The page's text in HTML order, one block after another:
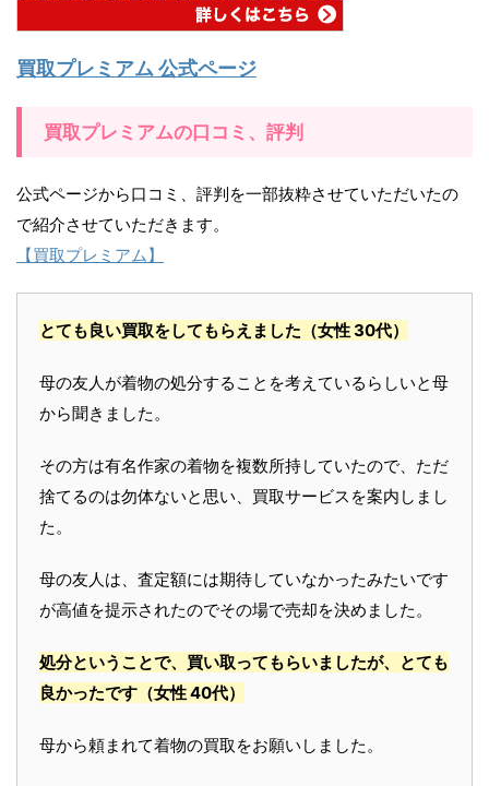
買取プレミアム 公式ページ
買取プレミアムの口コミ、評判
公式ページから口コミ、評判を一部抜粋させていただいたの
で紹介させていただきます。
【買取プレミアム】
とても良い買取をしてもらえました （女性 30代）
母の友人が着物の処分することを考えているらしいと母
から聞きました。
その方は有名作家の着物を複数所持していたので、ただ
捨てるのは勿体ないと思い、買取サービスを案内しまし
た。
母の友人は、査定額には期待していなかったみたいです
が高値を提示されたのでその場で売却を決めました。
処分ということで、買い取ってもらいましたが、とても
良かったです （女性 40代）
母から頼まれて着物の買取をお願いしました。